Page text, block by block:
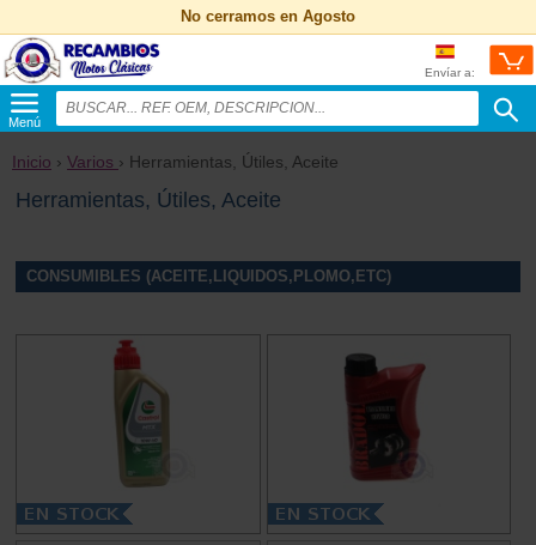
No cerramos en Agosto
Envíar a:
Menú
Inicio › Varios › Herramientas, Útiles, Aceite
Herramientas, Útiles, Aceite
CONSUMIBLES (ACEITE,LIQUIDOS,PLOMO,ETC)